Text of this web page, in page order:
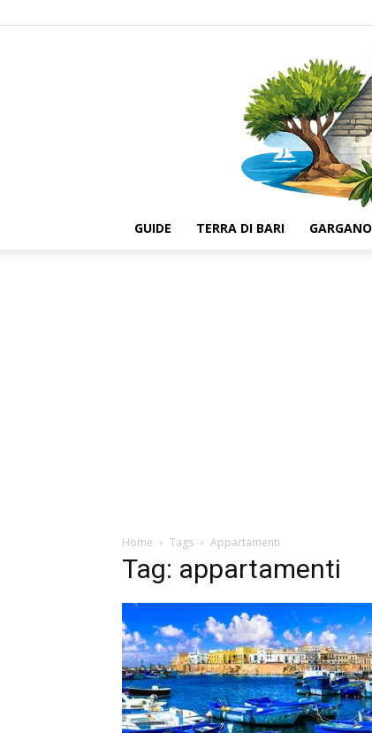
GUIDE TERRA DI BARI GARGANO
Home Tags Appartamenti
Tag: appartamenti